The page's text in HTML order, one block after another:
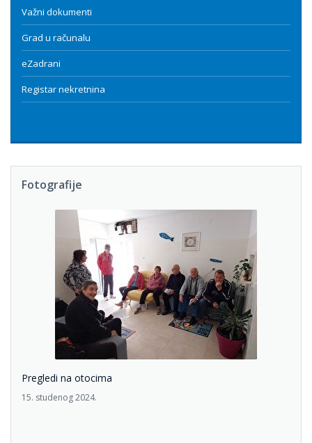
Važni dokumenti
Grad u računalu
eZadrani
Registar nekretnina
Fotografije
Pregledi na otocima
15. studenog 2024.